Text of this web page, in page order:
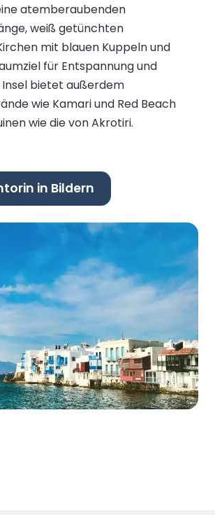
atemberaubenden
weiß getünchten
mit blauen Kuppeln und
für Entspannung und
Insel bietet außerdem
wie Kamari und Red Beach
wie die von Akrotiri.
in Bildern